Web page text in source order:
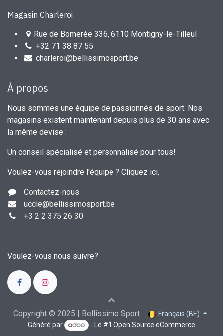
Magasin Charleroi
Rue de Bomerée 336, 6110 Montigny-le-Tilleul
+32 71 38 87 55
charleroi@bellissimosport.be
À propos
Nous sommes une équipe de passionnés de sport. Nos
magasins existent maintenant depuis plus de 30 ans avec
la même devise :
Un conseil spécialisé et personnalisé pour tous!
Voulez-vous rejoindre l'équipe ? Cliquez ici.
Contactez-nous
uccle@bellissimosport.be
+3 2 2 375 26 30
Voulez-vous nous suivre?
Copyright © 2025 | Bellissimo Sport
Français (BE)
Généré par
- Le #1 Open Source eCommerce